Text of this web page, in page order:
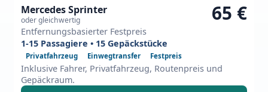
Mercedes Sprinter
oder gleichwertig
Entfernungsbasierter Festpreis
65 €
1-15 Passagiere • 15 Gepäckstücke
Privatfahrzeug Einwegtransfer Festpreis
Inklusive Fahrer, Privatfahrzeug, Routenpreis und
Gepäckraum.